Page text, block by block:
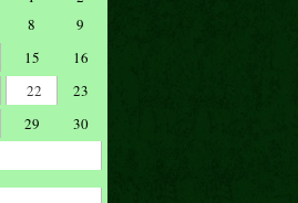
8
9
15
16
22
23
29
30